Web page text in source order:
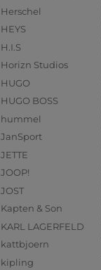
Herschel
HEYS
H.I.S
Horizn Studios
HUGO
HUGO BOSS
hummel
JanSport
JETTE
JOOP!
JOST
Kapten & Son
KARL LAGERFELD
kattbjoern
kipling